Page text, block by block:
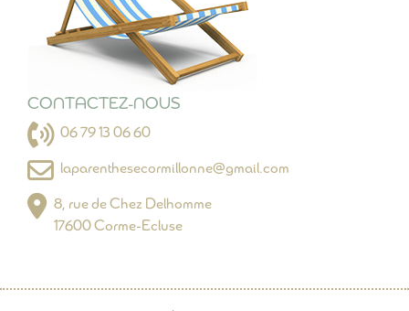
CONTACTEZ-NOUS
06 79 13 06 60
laparenthesecormillonne@gmail.com
8, rue de Chez Delhomme
17600 Corme-Ecluse